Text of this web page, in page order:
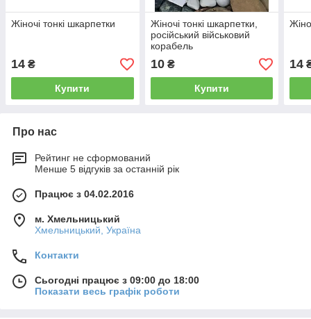
Жіночі тонкі шкарпетки
14 ₴
Купити
Жіночі тонкі шкарпетки,
російський військовий
корабель
10₴
Купити
14
Про нас
Рейтинг не сформований
Менше 5 відгуків за останній рік
Працює з 04.02.2016
м. Хмельницький
Хмельницький, Україна
Контакти
Сьогодні працює з 09:00 до 18:00
Показати весь графік роботи